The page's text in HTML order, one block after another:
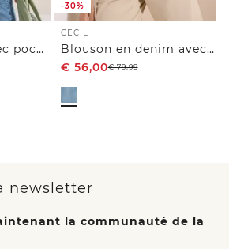
Veste en jean avec poches poitrine et boutons
-30%
CECIL
Blouson en denim avec fermeture zip
€ 56,00€79,99
newsletter
la communauté de la